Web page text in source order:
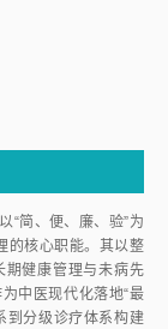
“简、便、廉、验”为
的核心职能。其以整
期健康管理与未病先
为中医现代化落地“最
到分级诊疗体系构建